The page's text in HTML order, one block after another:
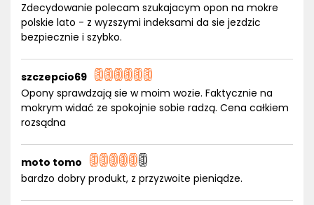
Zdecydowanie polecam szukajacym opon na mokre
polskie lato - z wyzszymi indeksami da sie jezdzic
bezpiecznie i szybko.
szczepcio69
Opony sprawdzają sie w moim wozie. Faktycznie na
mokrym widać ze spokojnie sobie radzą. Cena całkiem
rozsądna
moto tomo
bardzo dobry produkt, z przyzwoite pieniądze.